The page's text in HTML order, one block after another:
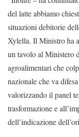
del latte abbiamo
situazioni debitorie
Xylella. Il Ministro ha
un tavolo al Ministero
agroalimentari che
nazionale che va
valorizzando il panel
trasformazione e
dell’indicazione